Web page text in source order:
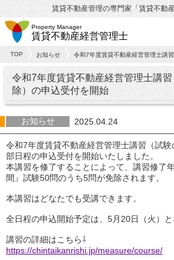
賃貸不動産管理の専門家「賃貸不動
Property Manager
賃貸不動産経営管理士
TOP お知らせ 令和7年度賃貸不動産経営管理士講
令和7年度賃貸不動産経営管理士講
除）の申込受付を開始
お知らせ 2025.04.24
令和7年度賃貸不動産経営管理士講習（試
部日程の申込受付を開始いたしました。
本講習を修了することによって、講習修了
間』試験50問のうち5問が免除されます。
本講習はどなたでも受講できます。
全日程の申込開始予定は、5月20日（火）と
講習の詳細はこちら⇩
https://chintaikanrishi.jp/measure/course/